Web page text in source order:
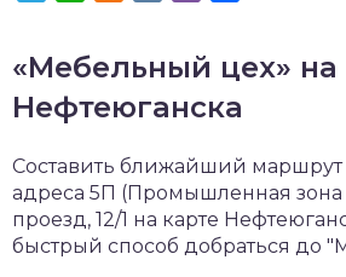
«Мебельный цех» на
Нефтеюганска
Составить ближайший маршрут
адреса 5П (Промышленная
проезд, 12/1 на карте
быстрый способ добраться до